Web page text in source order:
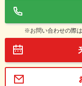
※お問い合わせの際